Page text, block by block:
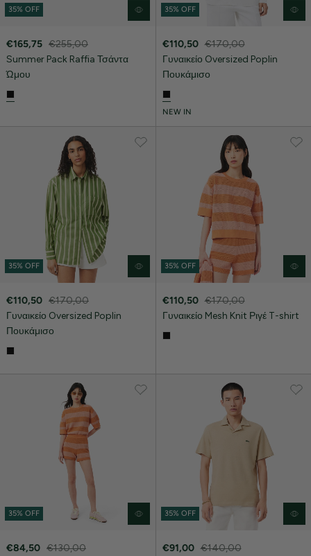
35% OFF
€165,75 €255,00
Summer Pack Raffia Τσάντα
Ώμου
35% OFF
€110,50 €170,00
Γυναικείο Oversized Poplin
Πουκάμισο
NEW IN
35% OFF
€110,50 €170,00
Γυναικείο Oversized Poplin
Πουκάμισο
35% OFF
€110,50 €170,00
Γυναικείο Mesh Knit Ριγέ T-shirt
35% OFF
€84,50 €130,00
35% OFF
€91,00 €140,00